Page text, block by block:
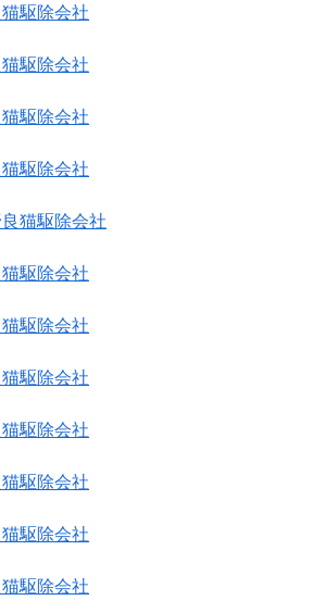
駆除会社
駆除会社
駆除会社
駆除会社
猫駆除会社
駆除会社
駆除会社
駆除会社
駆除会社
駆除会社
駆除会社
駆除会社